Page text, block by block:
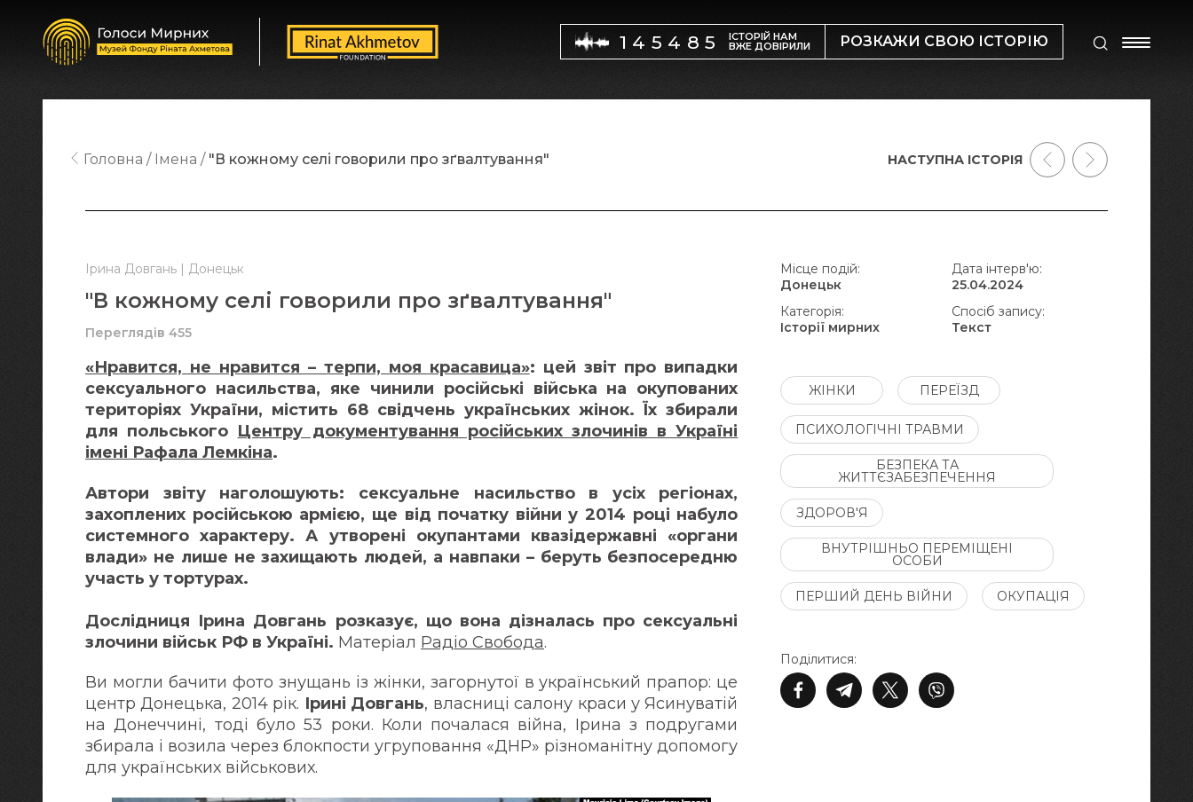
145485 ІСТОРІЙ НАМ
ВЖЕ ДОВІРИЛИ РОЗКАЖИ СВОЮ ІСТОРІЮ
Ірина Довгань | Донецьк
"В кожному селі говорили про зґвалтування"
Переглядів 455
«Нравится, не нравится – терпи, моя красавица»: цей звіт про випадки
сексуального насильства, яке чинили російські війська на окупованих
територіях України, містить 68 свідчень українських жінок. Їх збирали
для польського Центру документування російських злочинів в Україні
імені Рафала Лемкіна.
Автори звіту наголошують: сексуальне насильство в усіх регіонах,
захоплених російською армією, ще від початку війни у 2014 році набуло
системного характеру. А утворені окупантами квазідержавні «органи
влади» не лише не захищають людей, а навпаки – беруть безпосередню
участь у тортурах.
Дослідниця Ірина Довгань розказує, що вона дізналась про сексуальні
злочини військ РФ в Україні. Матеріал Радіо Свобода.
Ви могли бачити фото знущань із жінки, загорнутої в український прапор: це
центр Донецька, 2014 рік. Ірині Довгань, власниці салону краси у Ясинуватій
на Донеччині, тоді було 53 роки. Коли почалася війна, Ірина з подругами
збирала і возила через блокпости угруповання «ДНР» різноманітну допомогу
для українських військових.
Головна Імена "В кожному селі говорили про зґвалтування"
Поділитися:
Місце подій:
Донецьк
Дата інтерв'ю:
25.04.2024
Категорія:
Історії мирних
Спосіб запису:
Текст
ЖІНКИ ПЕРЕЇЗД
ПСИХОЛОГІЧНІ ТРАВМИ
БЕЗПЕКА ТА
ЖИТТЄЗАБЕЗПЕЧЕННЯ
ЗДОРОВ'Я
ВНУТРІШНЬО ПЕРЕМІЩЕНІ
ОСОБИ
ПЕРШИЙ ДЕНЬ ВІЙНИ ОКУПАЦІЯ
НАСТУПНА ІСТОРІЯ